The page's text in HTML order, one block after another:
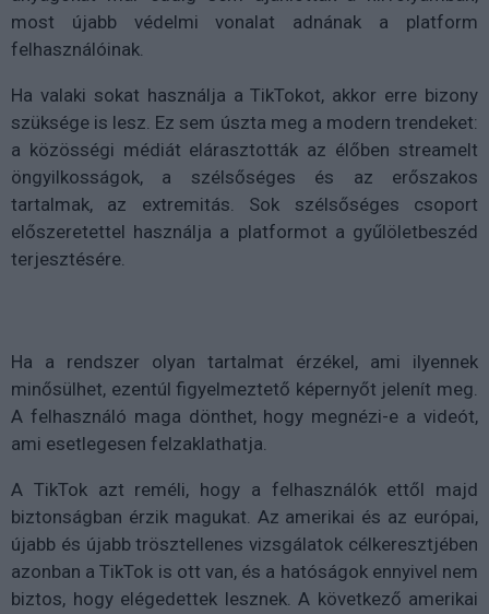
most újabb védelmi vonalat adnának a platform
felhasználóinak.
Ha valaki sokat használja a TikTokot, akkor erre bizony
szüksége is lesz. Ez sem úszta meg a modern trendeket:
a közösségi médiát elárasztották az élőben streamelt
öngyilkosságok, a szélsőséges és az erőszakos
tartalmak, az extremitás. Sok szélsőséges csoport
előszeretettel használja a platformot a gyűlöletbeszéd
terjesztésére.
Ha a rendszer olyan tartalmat érzékel, ami ilyennek
minősülhet, ezentúl figyelmeztető képernyőt jelenít meg.
A felhasználó maga dönthet, hogy megnézi-e a videót,
ami esetlegesen felzaklathatja.
A TikTok azt reméli, hogy a felhasználók ettől majd
biztonságban érzik magukat. Az amerikai és az európai,
újabb és újabb trösztellenes vizsgálatok célkeresztjében
azonban a TikTok is ott van, és a hatóságok ennyivel nem
biztos, hogy elégedettek lesznek. A következő amerikai